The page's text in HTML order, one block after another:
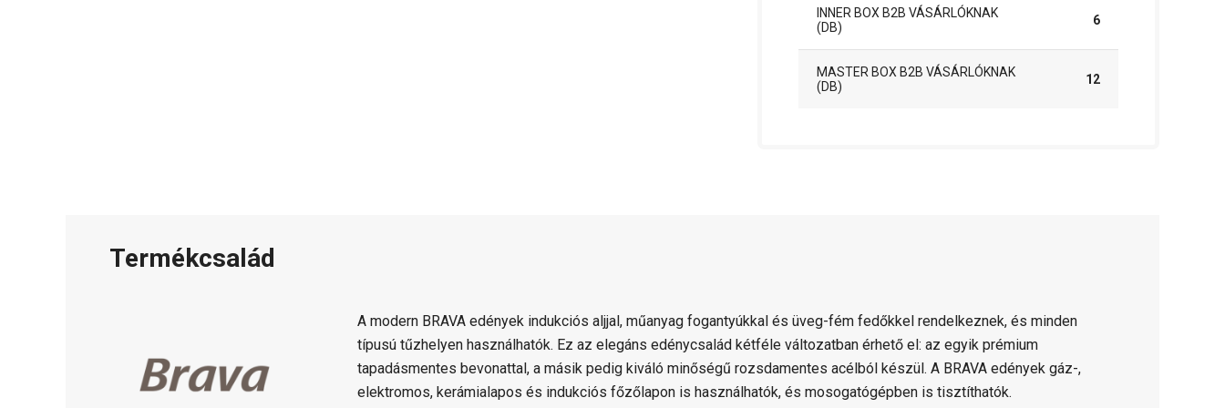
INNER BOX B2B VÁSÁRLÓKNAK
(DB)
6
MASTER BOX B2B VÁSÁRLÓKNAK
(DB)
12
Termékcsalád
A modern BRAVA edények indukciós aljjal, műanyag fogantyúkkal és üveg-fém fedőkkel rendelkeznek, és minden
típusú tűzhelyen használhatók. Ez az elegáns edénycsalád kétféle változatban érhető el: az egyik prémium
tapadásmentes bevonattal, a másik pedig kiváló minőségű rozsdamentes acélból készül. A BRAVA edények gáz-,
elektromos, kerámialapos és indukciós főzőlapon is használhatók, és mosogatógépben is tisztíthatók.